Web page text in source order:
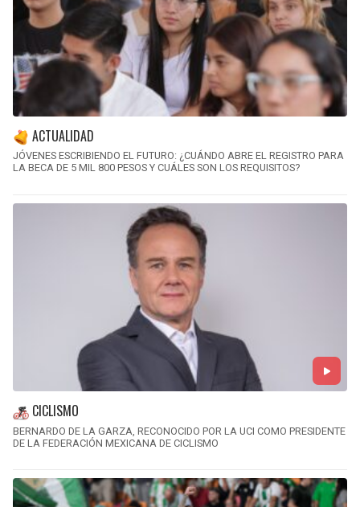
ACTUALIDAD
JÓVENES ESCRIBIENDO EL FUTURO: ¿CUÁNDO ABRE EL REGISTRO PARA
LA BECA DE 5 MIL 800 PESOS Y CUÁLES SON LOS REQUISITOS?
CICLISMO
BERNARDO DE LA GARZA, RECONOCIDO POR LA UCI COMO PRESIDENTE
DE LA FEDERACIÓN MEXICANA DE CICLISMO